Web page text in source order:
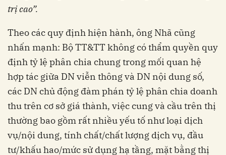
trị cao”.
Theo các quy định hiện hành, ông Nhã cũng
nhấn mạnh: Bộ TT&TT không có thẩm quyền quy
định tỷ lệ phân chia chung trong mối quan hệ
hợp tác giữa DN viễn thông và DN nội dung số,
các DN chủ động đàm phán tỷ lệ phân chia doanh
thu trên cơ sở giá thành, việc cung và cầu trên thị
thường bao gồm rất nhiều yếu tố như loại dịch
vụ/nội dung, tính chất/chất lượng dịch vụ, đầu
tư/khấu hao/mức sử dụng hạ tầng, mặt bằng thị